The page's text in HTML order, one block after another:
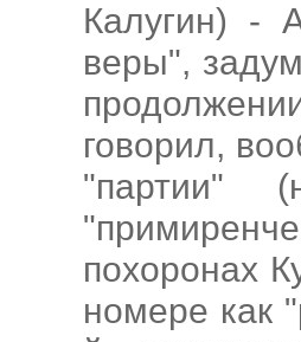
Калугин) -
веры",
говорил,
"партии"
похоронах
номере как